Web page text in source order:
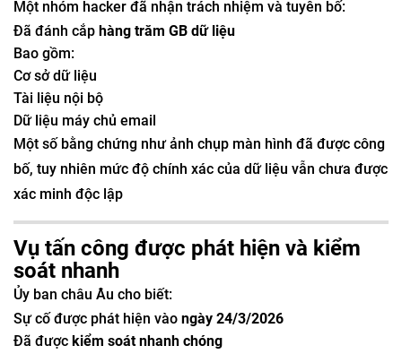
Một nhóm hacker đã nhận trách nhiệm và tuyên bố:
Đã đánh cắp hàng trăm GB dữ liệu
Bao gồm:
Cơ sở dữ liệu
Tài liệu nội bộ
Dữ liệu máy chủ email
Một số bằng chứng như ảnh chụp màn hình đã được công
bố, tuy nhiên mức độ chính xác của dữ liệu vẫn chưa được
xác minh độc lập
Vụ tấn công được phát hiện và kiểm
soát nhanh
Ủy ban châu Âu cho biết:
Sự cố được phát hiện vào ngày 24/3/2026
Đã được kiểm soát nhanh chóng